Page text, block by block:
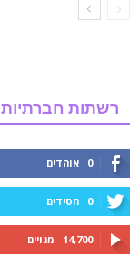
רשתות חברתיות
0 אוהדים
0 חסידים
14,700 מנויים